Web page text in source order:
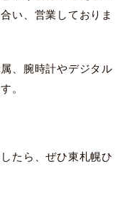
い、営業しておりま
、腕時計やデジタル
。
たら、ぜひ東札幌ひ